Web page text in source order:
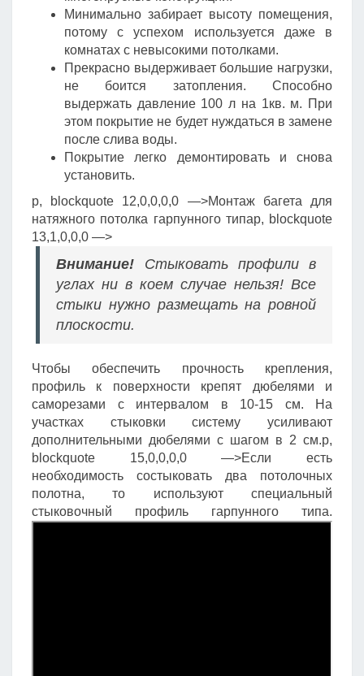
Минимально забирает высоту помещения,
потому с успехом используется даже в
комнатах с невысокими потолками.
Прекрасно выдерживает большие нагрузки,
не боится затопления. Способно
выдержать давление 100 л на 1кв. м. При
этом покрытие не будет нуждаться в замене
после слива воды.
Покрытие легко демонтировать и снова
установить.
p, blockquote 12,0,0,0,0 —>Монтаж багета для
натяжного потолка гарпунного типаp, blockquote
13,1,0,0,0 —>
Внимание! Стыковать профили в
углах ни в коем случае нельзя! Все
стыки нужно размещать на ровной
плоскости.
Чтобы обеспечить прочность крепления,
профиль к поверхности крепят дюбелями и
саморезами с интервалом в 10-15 см. На
участках стыковки систему усиливают
дополнительными дюбелями с шагом в 2 см.p,
blockquote 15,0,0,0,0 —>Если есть
необходимость состыковать два потолочных
полотна, то используют специальный
стыковочный профиль гарпунного типа.